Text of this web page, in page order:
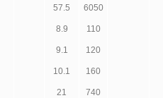
57.5 6050
8.9 110
9.1 120
10.1 160
21 740